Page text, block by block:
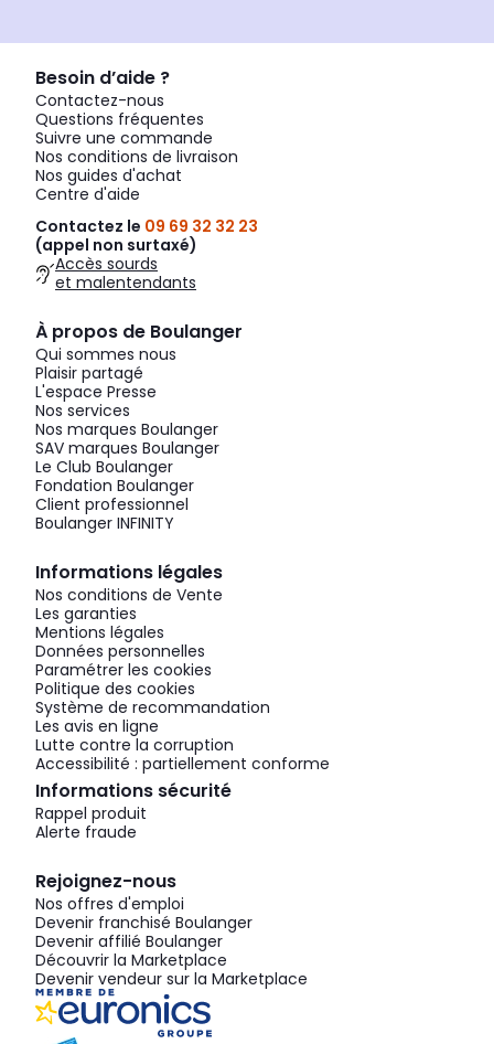
Besoin d’aide ?
Contactez-nous
Questions fréquentes
Suivre une commande
Nos conditions de livraison
Nos guides d'achat
Centre d'aide
Contactez le 09 69 32 32 23
(appel non surtaxé)
Accès sourds
et malentendants
À propos de Boulanger
Qui sommes nous
Plaisir partagé
L'espace Presse
Nos services
Nos marques Boulanger
SAV marques Boulanger
Le Club Boulanger
Fondation Boulanger
Client professionnel
Boulanger INFINITY
Informations légales
Nos conditions de Vente
Les garanties
Mentions légales
Données personnelles
Paramétrer les cookies
Politique des cookies
Système de recommandation
Les avis en ligne
Lutte contre la corruption
Accessibilité : partiellement conforme
Informations sécurité
Rappel produit
Alerte fraude
Rejoignez-nous
Nos offres d'emploi
Devenir franchisé Boulanger
Devenir affilié Boulanger
Découvrir la Marketplace
Devenir vendeur sur la Marketplace